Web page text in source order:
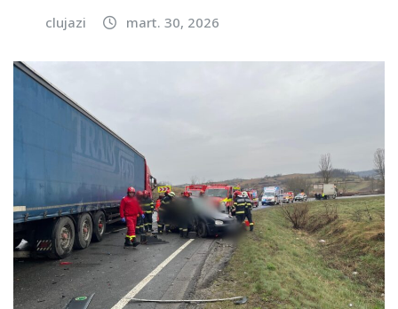
clujazi mart. 30, 2026